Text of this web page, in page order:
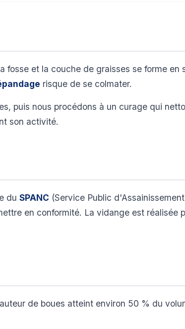
fosse et la couche de graisses se forme
risque de se colmater.
puis nous procédons à un curage qui
son activité.
du SPANC (Service Public
en conformité. La vidange est réalisée
de boues atteint environ 50 % du